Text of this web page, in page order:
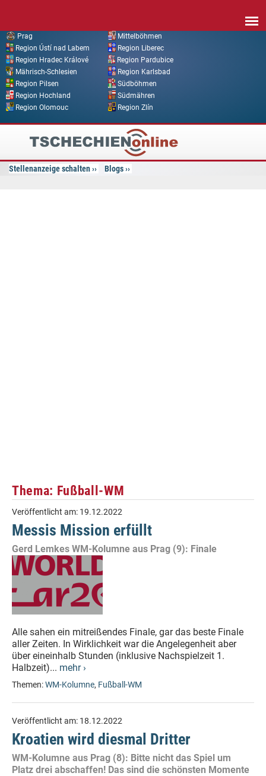
Prag
Mittelböhmen
Region Ústí nad Labem
Region Liberec
Region Hradec Králové
Region Pardubice
Mährisch-Schlesien
Region Karlsbad
Region Pilsen
Südböhmen
Region Hochland
Südmähren
Region Olomouc
Region Zlín
Tschechien
Online
Stellenanzeige schalten Blogs
Thema: Fußball-WM
Veröffentlicht am: 19.12.2022
Messis Mission erfüllt
Gerd Lemkes WM-Kolumne aus Prag (9): Finale
Alle sahen ein mitreißendes Finale, gar das beste Finale
aller Zeiten. In Wirklichkeit war die Angelegenheit aber
über eineinhalb Stunden (inklusive Nachspielzeit 1.
Halbzeit)... mehr ›
Themen:WM-Kolumne, Fußball-WM
Veröffentlicht am: 18.12.2022
Kroatien wird diesmal Dritter
WM-Kolumne aus Prag (8): Bitte nicht das Spiel um
Platz drei abschaffen! Das sind die schönsten Momente